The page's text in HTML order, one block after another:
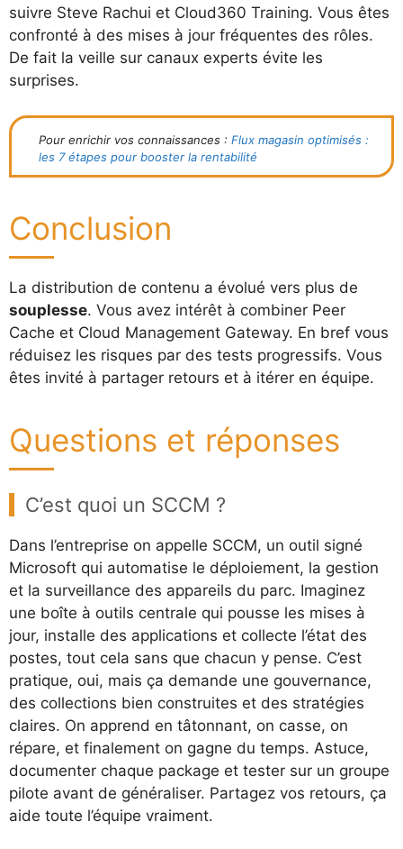
suivre Steve Rachui et Cloud360 Training. Vous êtes
confronté à des mises à jour fréquentes des rôles.
De fait la veille sur canaux experts évite les
surprises.
Pour enrichir vos connaissances : Flux magasin optimisés :
les 7 étapes pour booster la rentabilité
Conclusion
La distribution de contenu a évolué vers plus de
souplesse. Vous avez intérêt à combiner Peer
Cache et Cloud Management Gateway. En bref vous
réduisez les risques par des tests progressifs. Vous
êtes invité à partager retours et à itérer en équipe.
Questions et réponses
C’est quoi un SCCM ?
Dans l’entreprise on appelle SCCM, un outil signé
Microsoft qui automatise le déploiement, la gestion
et la surveillance des appareils du parc. Imaginez
une boîte à outils centrale qui pousse les mises à
jour, installe des applications et collecte l’état des
postes, tout cela sans que chacun y pense. C’est
pratique, oui, mais ça demande une gouvernance,
des collections bien construites et des stratégies
claires. On apprend en tâtonnant, on casse, on
répare, et finalement on gagne du temps. Astuce,
documenter chaque package et tester sur un groupe
pilote avant de généraliser. Partagez vos retours, ça
aide toute l’équipe vraiment.